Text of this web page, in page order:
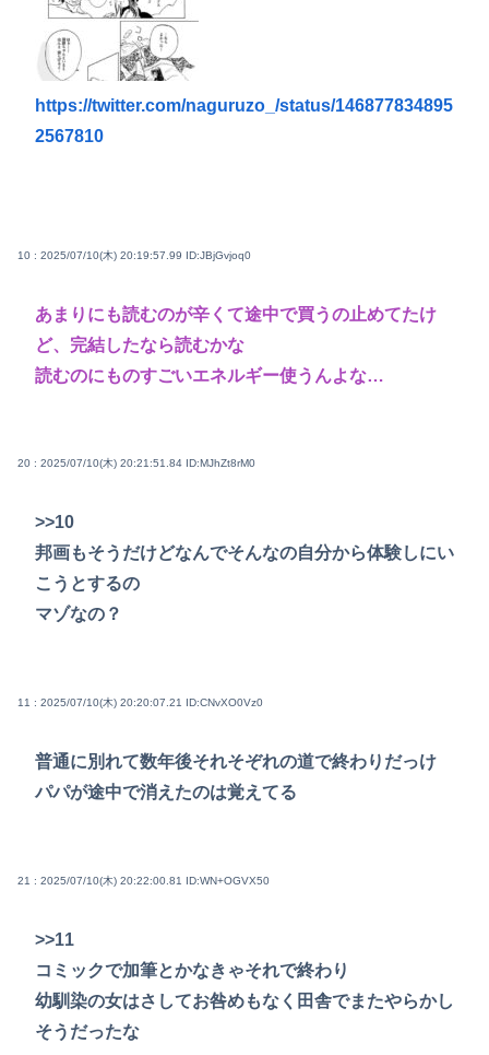
https://twitter.com/naguruzo_/status/146877834895
2567810
10 : 2025/07/10(木) 20:19:57.99 ID:JBjGvjoq0
あまりにも読むのが辛くて途中で買うの止めてたけ
ど、完結したなら読むかな
読むのにものすごいエネルギー使うんよな…
20 : 2025/07/10(木) 20:21:51.84 ID:MJhZt8rM0
>>10
邦画もそうだけどなんでそんなの自分から体験しにい
こうとするの
マゾなの？
11 : 2025/07/10(木) 20:20:07.21 ID:CNvXO0Vz0
普通に別れて数年後それそぞれの道で終わりだっけ
パパが途中で消えたのは覚えてる
21 : 2025/07/10(木) 20:22:00.81 ID:WN+OGVX50
>>11
コミックで加筆とかなきゃそれで終わり
幼馴染の女はさしてお咎めもなく田舎でまたやらかし
そうだったな